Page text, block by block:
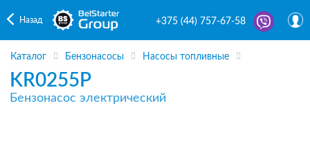
Назад +375 (44) 757-67-58
Каталог Бензонасосы Насосы топливные
KR0255P
Бензонасос электрический